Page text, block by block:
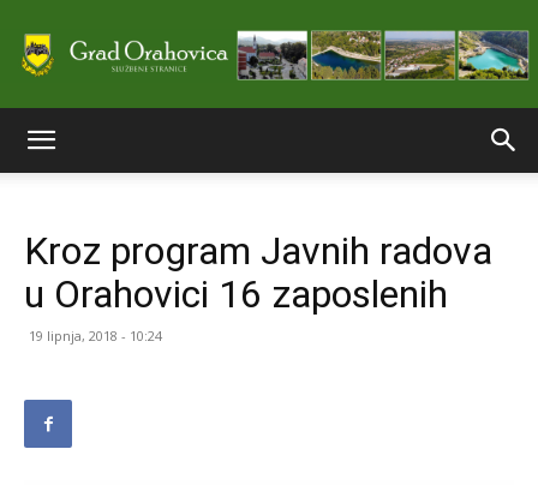
stranice
Kroz program Javnih radova
u Orahovici 16 zaposlenih
19 lipnja, 2018 - 10:24